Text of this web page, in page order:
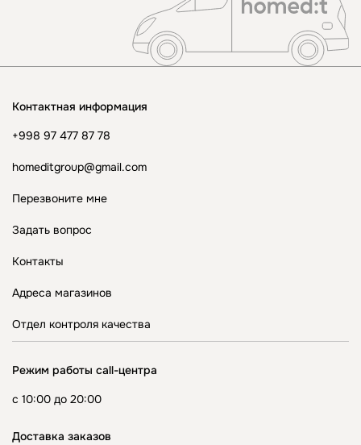
Контактная информация
+998 97 477 87 78
homeditgroup@gmail.com
Перезвоните мне
Задать вопрос
Контакты
Адреса магазинов
Отдел контроля качества
Режим работы call-центра
с 10:00 до 20:00
Доставка заказов